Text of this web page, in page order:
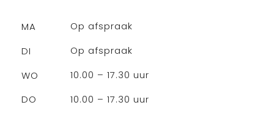
MA
Op afspraak
DI
Op afspraak
WO
10.00 – 17.30 uur
DO
10.00 – 17.30 uur